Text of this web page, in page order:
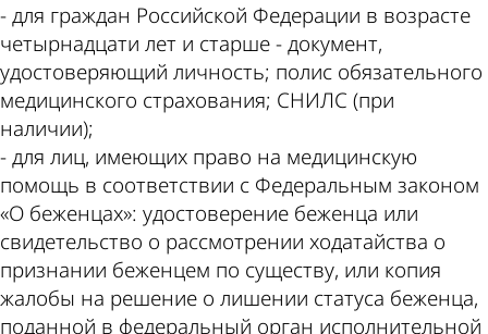
- для граждан Российской Федерации в возрасте
четырнадцати лет и старше - документ,
удостоверяющий личность; полис обязательного
медицинского страхования; СНИЛС (при
наличии);
- для лиц, имеющих право на медицинскую
помощь в соответствии с Федеральным законом
«О беженцах»: удостоверение беженца или
свидетельство о рассмотрении ходатайства о
признании беженцем по существу, или копия
жалобы на решение о лишении статуса беженца,
поданной в федеральный орган исполнительной